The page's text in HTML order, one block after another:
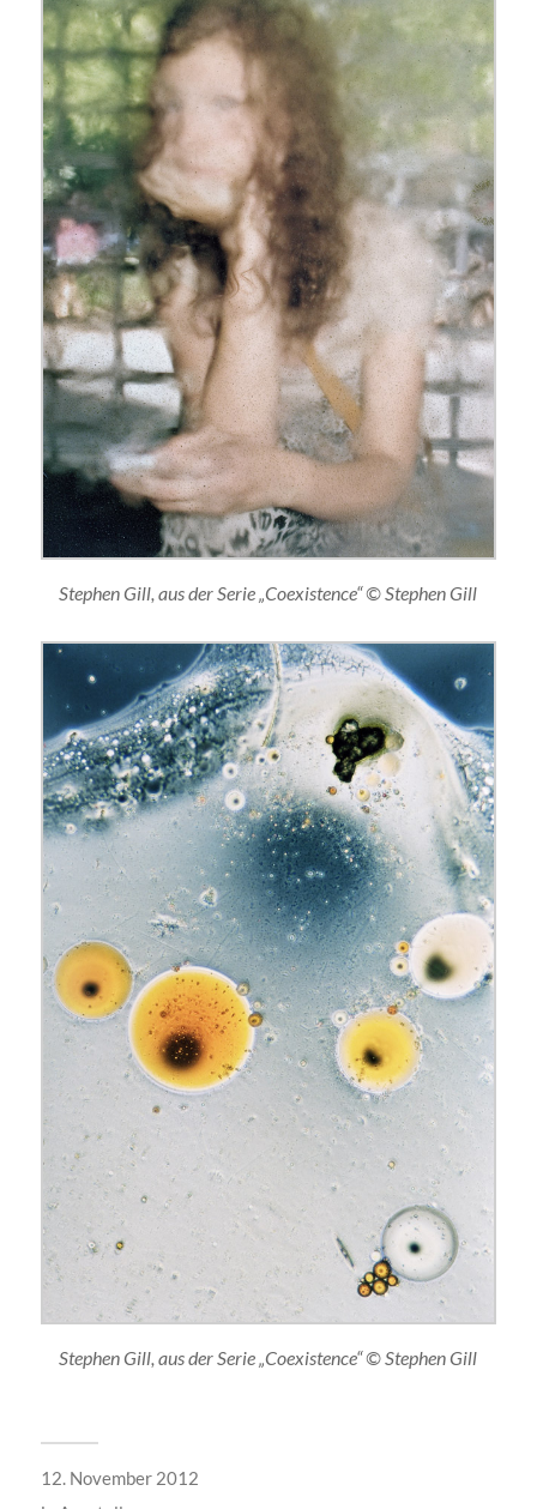
Stephen Gill, aus der Serie „Coexistence“ © Stephen Gill
Stephen Gill, aus der Serie „Coexistence“ © Stephen Gill
12. November 2012